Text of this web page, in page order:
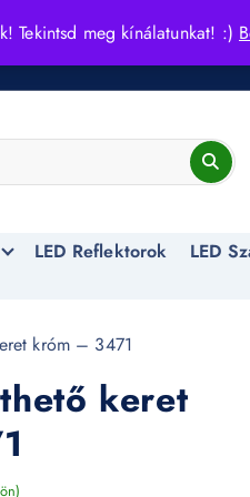
Tekintsd meg kínálatunkat! :)
LED Reflektorok LED
króm – 3471
keret